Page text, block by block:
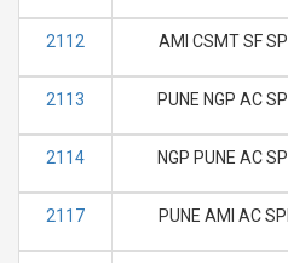
2112 AMI CSMT SF SPL
2113 PUNE NGP AC SPL
2114 NGP PUNE AC SPL
2117 PUNE AMI AC SPL